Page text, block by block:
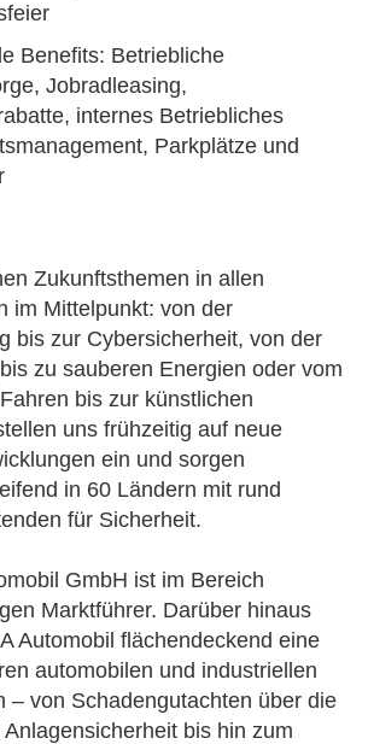
Benefits: Betriebliche
Jobradleasing,
internes Betriebliches
Parkplätze und
Zukunftsthemen in allen
im Mittelpunkt: von der
bis zur Cybersicherheit, von der
zu sauberen Energien oder vom
bis zur künstlichen
uns frühzeitig auf neue
ein und sorgen
in 60 Ländern mit rund
für Sicherheit.
GmbH ist im Bereich
Marktführer. Darüber hinaus
Automobil flächendeckend eine
automobilen und industriellen
– von Schadengutachten über die
bis hin zum